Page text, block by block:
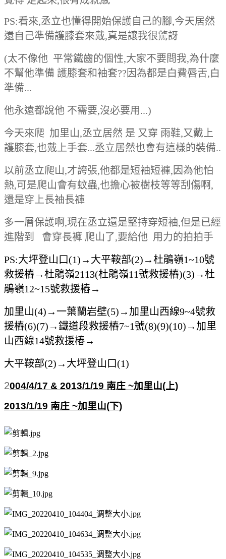
PS:看來,丞立也懂得開始保護自己的腳,今天居然
還自己準備護膝套來戴,真是讓我很驚訝
(太不像他 平常鐵齒的個性,大家不要問我,為什麼
不幫他準備 護膝套和袖套??因為都是白費唇舌,白
準備...
他永遠都說他 不需要,沒必要用...)
今天來爬 加里山,丞立居然 是 又穿 雨鞋,又戴上
護膝套,也戴上手套...丞立居然也會有這樣的裝備..
以前丞立爬山,才誇張,他都是短袖短褲,因為他怕
熱,可是爬山會有蚊蟲,也擔心被樹枝等等刮傷啊,
還是穿上長袖長褲
多一層保護啊,現在丞立還是堅持穿短袖,但是已經
進階到 會穿長褲 爬山了,要給他 用力的拍拍手
PS:大坪登山口(1)→大平鞍部(2)→杜鵑嶺1~10號
救援樁→杜鵑嶺2113(杜鵑嶺11號救援樁)(3)→杜
鵑嶺12~15號救援樁→
加里山(4)→一葉蘭岩壁(5)→加里山西線9~4號救
援樁(6)(7)→鐵道段救援樁7~1號(8)(9)(10)→加里
山西線14號救援樁→
大平鞍部(2)→大坪登山口(1)
2004/4/17 & 2013/1/19 南庄 ~加里山(上)
2013/1/19 南庄 ~加里山(下)